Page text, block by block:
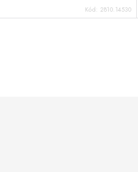
Kód: 2810.14530